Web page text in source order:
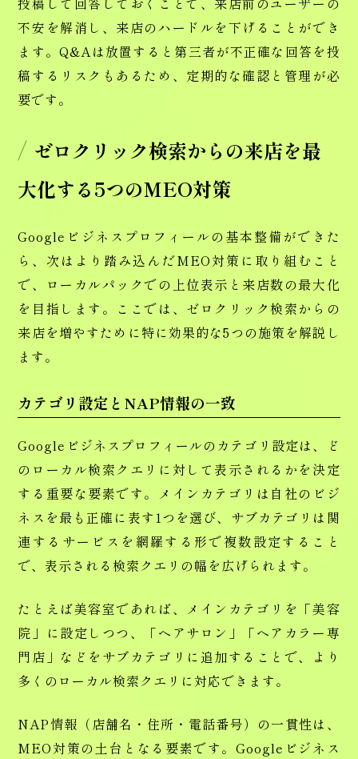
不安を解消し、来店のハードルを下げることができ
ます。Q&Aは放置すると第三者が不正確な回答を投
稿するリスクもあるため、定期的な確認と管理が必
要です。
ゼロクリック検索からの来店を最
大化する5つのMEO対策
Googleビジネスプロフィールの基本整備ができた
ら、次はより踏み込んだMEO対策に取り組むこと
で、ローカルパックでの上位表示と来店数の最大化
を目指します。ここでは、ゼロクリック検索からの
来店を増やすために特に効果的な5つの施策を解説し
ます。
カテゴリ設定とNAP情報の一致
Googleビジネスプロフィールのカテゴリ設定は、ど
のローカル検索クエリに対して表示されるかを決定
する重要な要素です。メインカテゴリは自社のビジ
ネスを最も正確に表す1つを選び、サブカテゴリは関
連するサービスを網羅する形で複数設定すること
で、表示される検索クエリの幅を広げられます。
たとえば美容室であれば、メインカテゴリを「美容
院」に設定しつつ、「ヘアサロン」「ヘアカラー専
門店」などをサブカテゴリに追加することで、より
多くのローカル検索クエリに対応できます。
NAP情報（店舗名・住所・電話番号）の一貫性は、
MEO対策の土台となる要素です。Googleビジネス